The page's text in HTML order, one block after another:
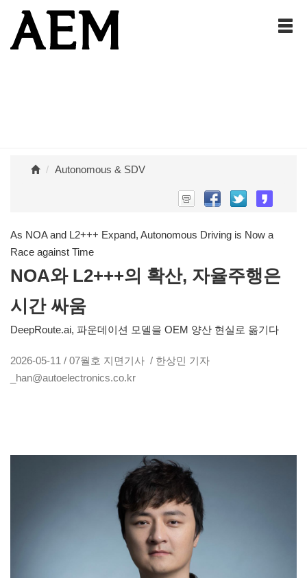
Autonomous & SDV
As NOA and L2+++ Expand, Autonomous Driving is Now a
Race against Time
​​​​​​​NOA와 L2+++의 확산, 자율주행은
시간 싸움
DeepRoute.ai, 파운데이션 모델을 OEM 양산 현실로 옮기다
2026-05-11 / 07월호 지면기사 / 한상민 기자
_han@autoelectronics.co.kr